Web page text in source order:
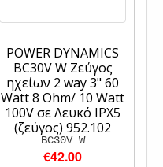
POWER DYNAMICS
BC30V W Ζεύγος
ηχείων 2 way 3" 60
Watt 8 Ohm/ 10 Watt
100V σε Λευκό IPX5
(ζεύγος) 952.102
BC30V W
€42.00